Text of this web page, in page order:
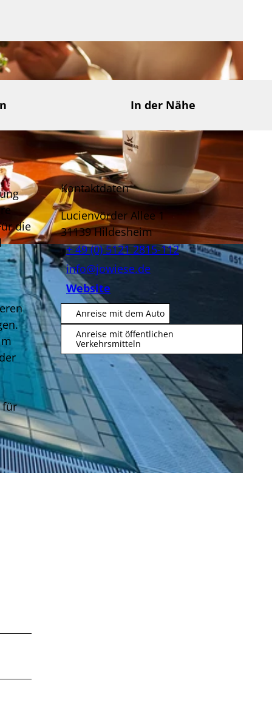
In der Nähe
die
für
Kontaktdaten
Lucienvörder Allee 1
31139Hildesheim
+ 49 (0) 5121 2815-112
info@jowiese.de
Website
Anreise mit dem Auto
Anreise mit öffentlichen
Verkehrsmitteln